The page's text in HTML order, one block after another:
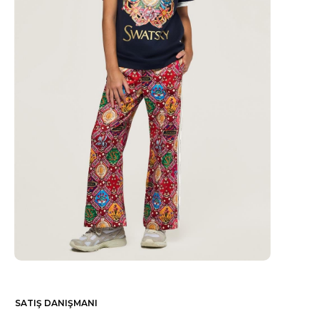
SATIŞ DANIŞMANI